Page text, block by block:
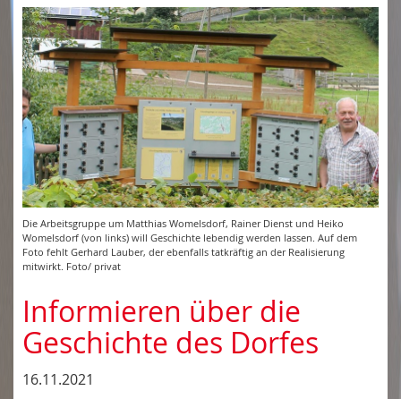
Die Arbeitsgruppe um Matthias Womelsdorf, Rainer Dienst und Heiko
Womelsdorf (von links) will Geschichte lebendig werden lassen. Auf dem
Foto fehlt Gerhard Lauber, der ebenfalls tatkräftig an der Realisierung
mitwirkt. Foto/ privat
Informieren über die
Geschichte des Dorfes
16.11.2021